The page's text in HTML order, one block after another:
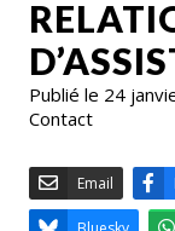
Publié le 24
Contact